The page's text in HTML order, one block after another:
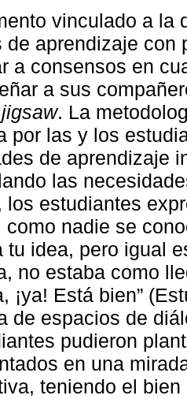
vinculado a la
de aprendizaje con
a consensos en
a sus
jigsaw. La
por las y los
de aprendizaje
las
los estudiantes
como nadie se
tu idea, pero igual
no estaba como
¡ya! Está bien”
de espacios de
pudieron
en una
teniendo el